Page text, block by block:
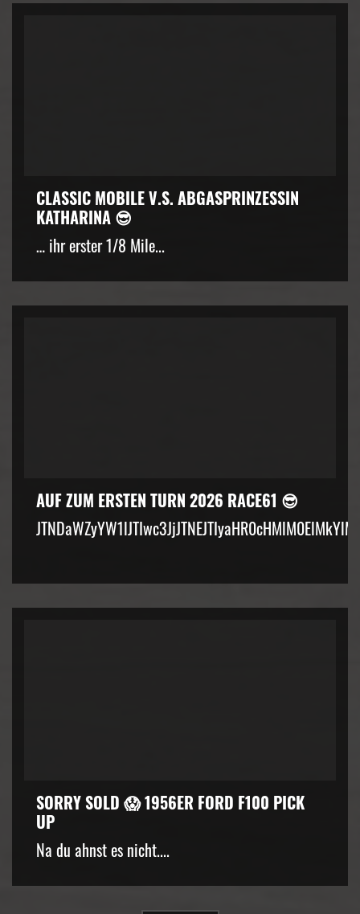
CLASSIC MOBILE V.S. ABGASPRINZESSIN
KATHARINA 😎
… ihr erster 1/8 Mile...
AUF ZUM ERSTEN TURN 2026 RACE61 😎
SORRY SOLD 😱 1956ER FORD F100 PICK
UP
Na du ahnst es nicht....